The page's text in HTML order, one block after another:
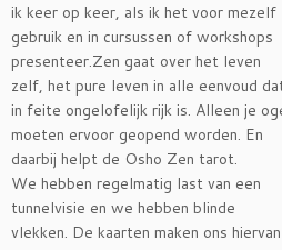
ik keer op keer, als ik het voor mezelf
gebruik en in cursussen of workshops
presenteer.Zen gaat over het leven
zelf, het pure leven in alle eenvoud
in feite ongelofelijk rijk is. Alleen je
moeten ervoor geopend worden. En
daarbij helpt de Osho Zen tarot.
We hebben regelmatig last van een
tunnelvisie en we hebben blinde
vlekken. De kaarten maken ons